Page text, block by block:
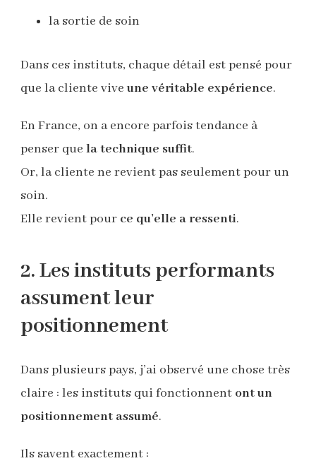
la sortie de soin
Dans ces instituts, chaque détail est pensé pour
que la cliente vive une véritable expérience.
En France, on a encore parfois tendance à
penser que la technique suffit.
Or, la cliente ne revient pas seulement pour un
soin.
Elle revient pour ce qu’elle a ressenti.
2. Les instituts performants
assument leur
positionnement
Dans plusieurs pays, j’ai observé une chose très
claire : les instituts qui fonctionnent ont un
positionnement assumé.
Ils savent exactement :